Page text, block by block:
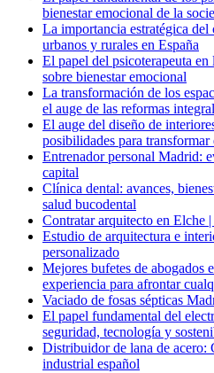
bienestar emocional de la
La importancia estratégica
urbanos y rurales en España
El papel del psicoterapeuta
sobre bienestar emocional
La transformación de los
el auge de las reformas
El auge del diseño de
posibilidades para transformar
Entrenador personal Madrid:
capital
Clínica dental: avances,
salud bucodental
Contratar arquitecto en Elche
Estudio de arquitectura e
personalizado
Mejores bufetes de abogados
experiencia para afrontar
Vaciado de fosas sépticas
El papel fundamental del
seguridad, tecnología y
Distribuidor de lana de acero:
industrial español